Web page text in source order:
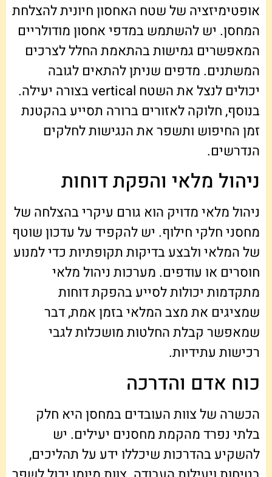
אופטימיזציה של שטח האחסון חיונית להצלחת
המחסן. יש להשתמש במדפי אחסון מודולריים
המאפשרים גמישות בהתאמת החלל לצרכים
המשתנים. מדפים שניתן להתאים לגובה
יכולים לנצל את השטח vertical בצורה יעילה.
בנוסף, חלוקה לאזורים ברורה תסייע בהקטנת
זמן החיפוש ותשפר את הנגישות לחלקים
הנדרשים.
ניהול מלאי והפקת דוחות
ניהול מלאי מדויק הוא גורם עיקרי בהצלחה של
מחסני חלקי חילוף. יש להקפיד על עדכון שוטף
של המלאי ולבצע בדיקות תקופתיות כדי למנוע
חוסרים או עודפים. מערכות ניהול מלאי
מתקדמות יכולות לסייע בהפקת דוחות
שמציגים את מצב המלאי בזמן אמת, דבר
שמאפשר קבלת החלטות מושכלות לגבי
רכישות עתידיות.
כוח אדם והדרכה
הכשרה של צוות העובדים במחסן היא חלק
בלתי נפרד מהקמת מחסנים יעילים. יש
להשקיע בהדרכות שיכללו ידע על תהליכים,